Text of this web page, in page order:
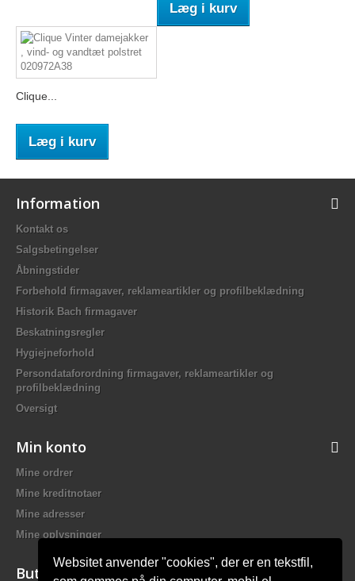
Websitet anvender "cookies", der er en tekstfil,
Læg i kurv
Clique...
Læg i kurv
Information
Kontakt os
Salgsbetingelser
Åbningstider
Forbehold firmagaver, reklameartikler og profilbeklædning
Historik Bach firmagaver
Beskatningsregler
Hygiejneforhold
Persondataforordning firmagaver, reklameartikler og
profilbeklædning
Oversigt
Min konto
Mine ordrer
Mine kreditnotaer
Mine adresser
Mine oplysninger
Butiksinformation